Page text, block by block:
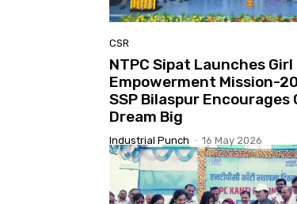
CSR
NTPC Sipat Launches Girl
Empowerment Mission-
SSP Bilaspur Encourages
Dream Big
Industrial Punch - 16 May 2026